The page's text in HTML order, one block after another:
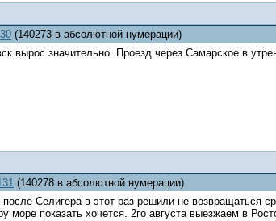
(140273 в абсолютной нумерации)
вырос значительно. Проезд через Самарское в
(140278 в абсолютной нумерации)
Селигера в этот раз решили не возвращаться
море показать хочется. 2го августа выезжаем в